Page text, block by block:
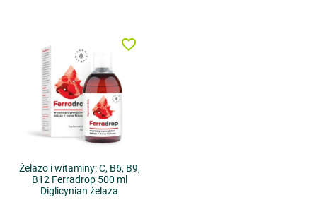
Żelazo i witaminy: C, B6, B9,
B12 Ferradrop 500 ml
Diglicynian żelaza
favorite_border